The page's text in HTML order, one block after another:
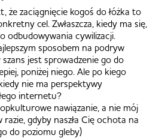
że zaciągnięcie kogoś do łóżka to
cel. Zwłaszcza, kiedy ma się,
odbudowywania cywilizacji.
sposobem na podryw
jest sprowadzenie go do
poniżej niego. Ale po kiego
nie ma perspektywy
internetu?
nawiązanie, a nie mój
gdyby naszła Cię ochota na
do poziomu gleby)